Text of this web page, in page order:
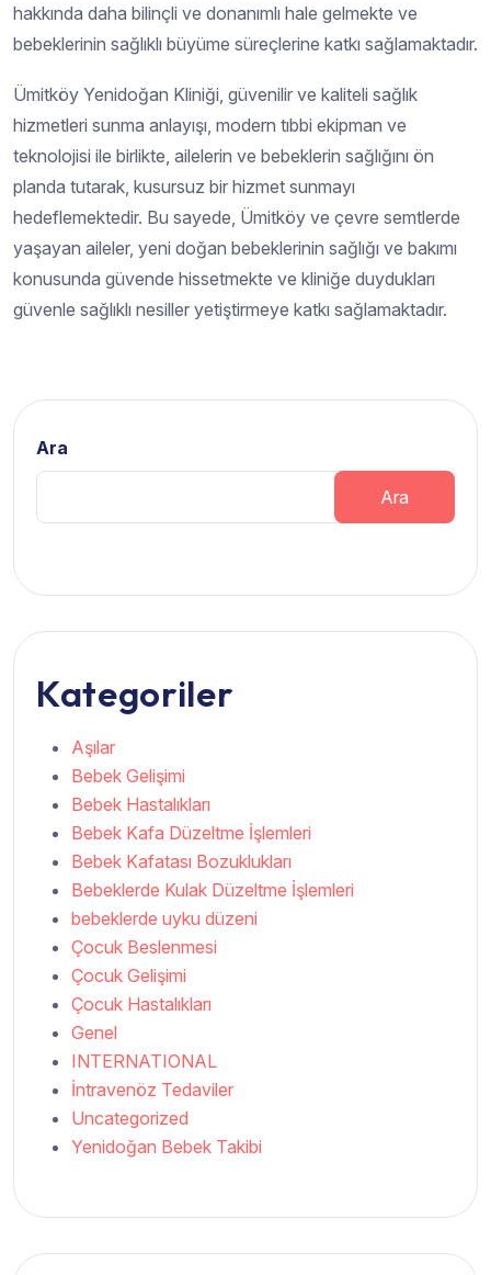
hakkında daha bilinçli ve donanımlı hale gelmekte ve
bebeklerinin sağlıklı büyüme süreçlerine katkı sağlamaktadır.
Ümitköy Yenidoğan Kliniği, güvenilir ve kaliteli sağlık
hizmetleri sunma anlayışı, modern tıbbi ekipman ve
teknolojisi ile birlikte, ailelerin ve bebeklerin sağlığını ön
planda tutarak, kusursuz bir hizmet sunmayı
hedeflemektedir. Bu sayede, Ümitköy ve çevre semtlerde
yaşayan aileler, yeni doğan bebeklerinin sağlığı ve bakımı
konusunda güvende hissetmekte ve kliniğe duydukları
güvenle sağlıklı nesiller yetiştirmeye katkı sağlamaktadır.
Ara
Ara
Kategoriler
Aşılar
Bebek Gelişimi
Bebek Hastalıkları
Bebek Kafa Düzeltme İşlemleri
Bebek Kafatası Bozuklukları
Bebeklerde Kulak Düzeltme İşlemleri
bebeklerde uyku düzeni
Çocuk Beslenmesi
Çocuk Gelişimi
Çocuk Hastalıkları
Genel
INTERNATIONAL
İntravenöz Tedaviler
Uncategorized
Yenidoğan Bebek Takibi